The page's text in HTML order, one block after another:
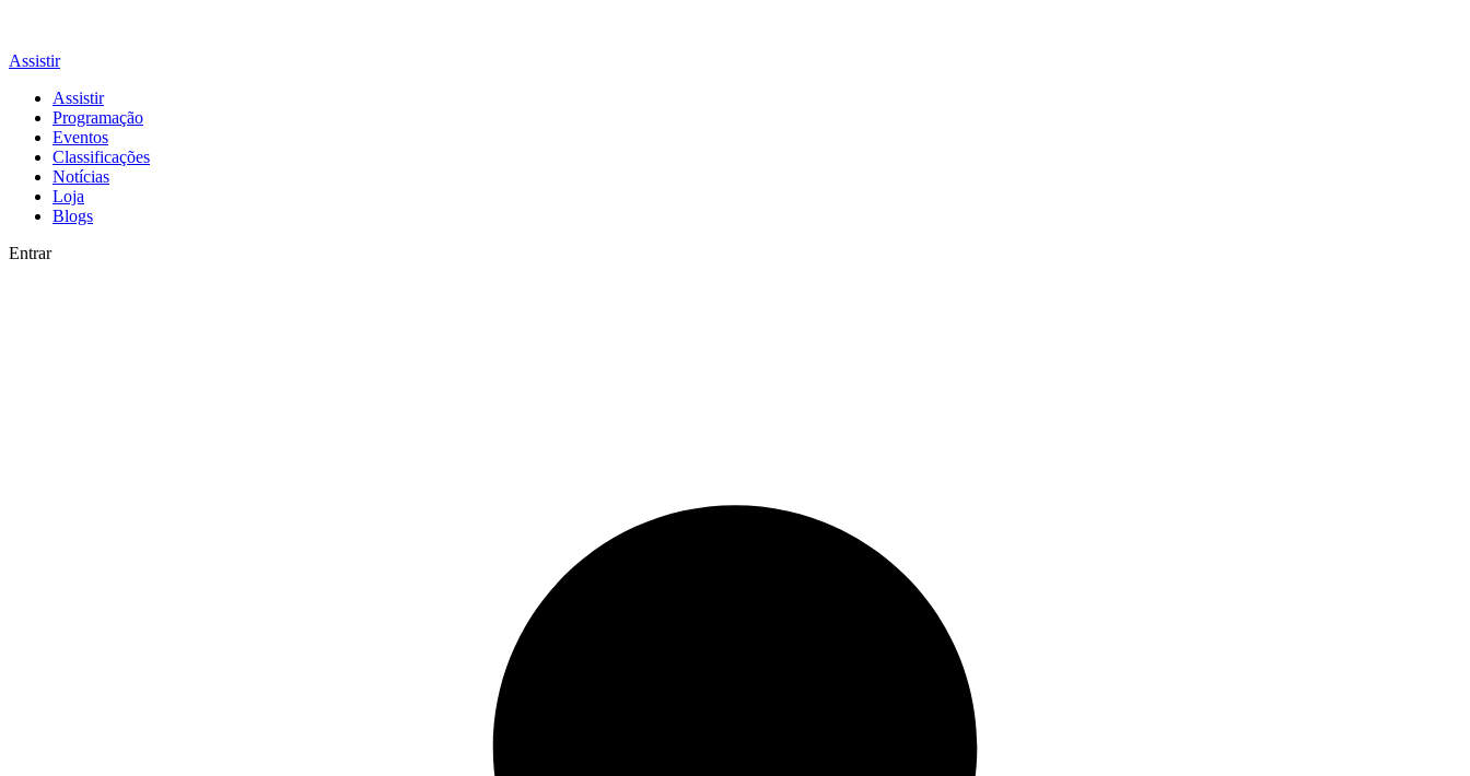
Assistir
Assistir
Programação
Eventos
Classificações
Notícias
Loja
Blogs
Entrar